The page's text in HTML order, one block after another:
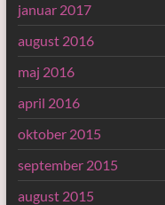
januar 2017
august 2016
maj 2016
april 2016
oktober 2015
september 2015
august 2015